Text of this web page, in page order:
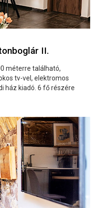
II.
méterre található,
tv-vel, elektromos
ház kiadó. 6 fő részére